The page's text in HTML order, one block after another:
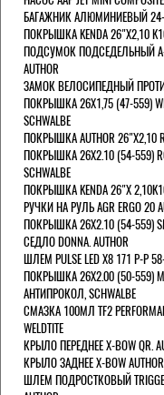
БАГАЖНИК АЛЮМИНИЕВЫЙ
ПОКРЫШКА KENDA 26"Х2,10
ПОДСУМОК ПОДСЕДЕЛЬНЫЙ
AUTHOR
ЗАМОК ВЕЛОСИПЕДНЫЙ
ПОКРЫШКА 26X1,75 (47-559)
SCHWALBE
ПОКРЫШКА AUTHOR 26"Х2,10
ПОКРЫШКА 26X2.10 (54-559)
SCHWALBE
ПОКРЫШКА KENDA 26"Х
РУЧКИ НА РУЛЬ AGR ERGO 20
ПОКРЫШКА 26X2.10 (54-559)
СЕДЛО DONNA. AUTHOR
ШЛЕМ PULSE LED X8 171 Р-Р
ПОКРЫШКА 26X2.00 (50-559)
АНТИПРОКОЛ, SCHWALBE
СМАЗКА 100МЛ TF2
WELDTITE
КРЫЛО ПЕРЕДНЕЕ X-BOW QR.
КРЫЛО ЗАДНЕЕ X-BOW AUTHOR
ШЛЕМ ПОДРОСТКОВЫЙ